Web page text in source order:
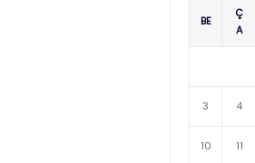
BE
Ç
A
3 4
10 11